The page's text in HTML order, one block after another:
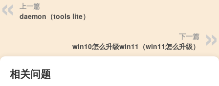
上一篇
daemon（tools lite）
下一篇
win10怎么升级win11（win11怎么升级）
相关问题